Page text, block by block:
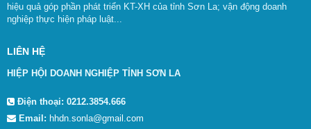
hiệu quả góp phần phát triển KT-XH của tỉnh Sơn La; vận động doanh
nghiệp thực hiện pháp luật...
LIÊN HỆ
HIỆP HỘI DOANH NGHIỆP TỈNH SƠN LA
Điện thoại: 0212.3854.666
Email: hhdn.sonla@gmail.com